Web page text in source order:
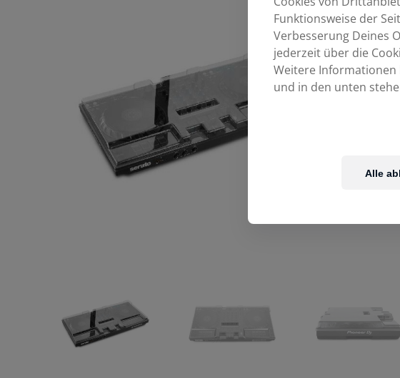
Funktionsweise der
Verbesserung Deines
jederzeit über die
Weitere
und in den unten
Alle